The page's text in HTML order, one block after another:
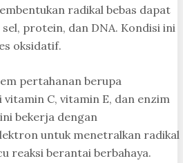
radikal bebas dapat
protein, dan DNA. Kondisi ini
oksidatif.
pertahanan berupa
C, vitamin E, dan enzim
bekerja dengan
untuk menetralkan radikal
reaksi berantai berbahaya.